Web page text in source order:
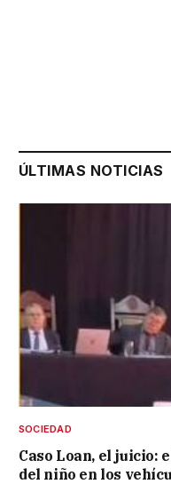
ÚLTIMAS NOTICIAS
SOCIEDAD
Caso Loan, el juicio:
del niño en los